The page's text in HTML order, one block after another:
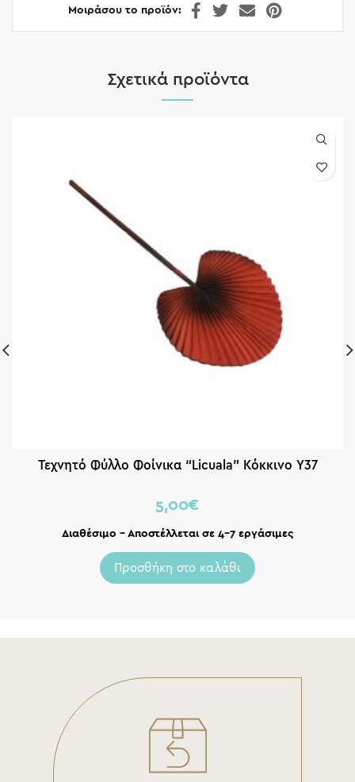
Μοιράσου το προϊόν
Σχετικά προϊόντα
Τεχνητό Φύλλο Φοίνικα “Licuala” Κόκκινο Υ37
5,00€
Διαθέσιμο – Αποστέλλεται σε 4-7 εργάσιμες
Προσθήκη στο καλάθι